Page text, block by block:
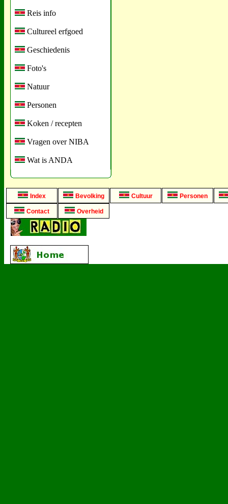
Reis info
Cultureel erfgoed
Geschiedenis
Foto's
Natuur
Personen
Koken / recepten
Vragen over NIBA
Wat is ANDA
Index Bevolking Cultuur Personen
Contact Overheid